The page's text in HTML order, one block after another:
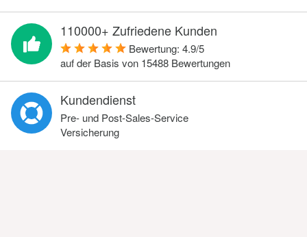
110000+ Zufriedene Kunden
Bewertung: 4.9/5
auf der Basis von 15488 Bewertungen
Kundendienst
Pre- und Post-Sales-Service
Versicherung